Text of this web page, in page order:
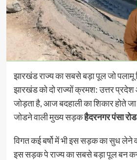
झारखंड राज्य का सबसे बड़ा पूल जो
झारखंड को दो राज्यों क्रमश: उत्तर
जोड़ता है, आज बदहाली का शिकार होते
जोडने वाली मुख्य सड़कहैदरनगर पंसा
विगत कई बर्षो में भी इस सड़क का सुध
इस सड़क पे राज्य का सबसे बड़ा पूल बन